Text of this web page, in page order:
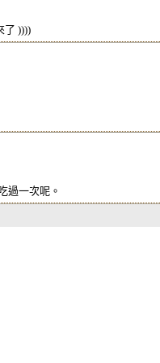
了 ))))
過一次呢。